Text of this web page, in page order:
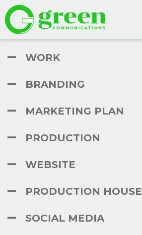
WORK
BRANDING
MARKETING PLAN
PRODUCTION
WEBSITE
PRODUCTION HOUSE
SOCIAL MEDIA